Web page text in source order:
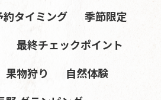
タイミング
季節限定
最終チェックポイント
果物狩り
自然体験